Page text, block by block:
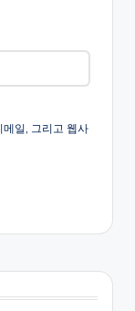
메일, 그리고 웹사